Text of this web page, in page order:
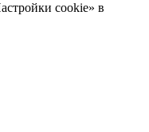
cookie» в